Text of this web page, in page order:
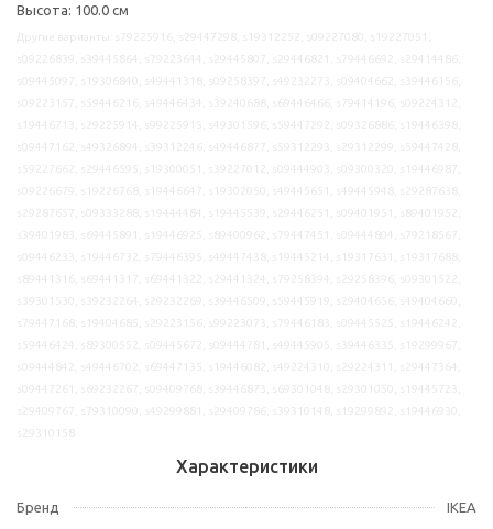
Высота: 100.0 см
Характеристики
Бренд IKEA